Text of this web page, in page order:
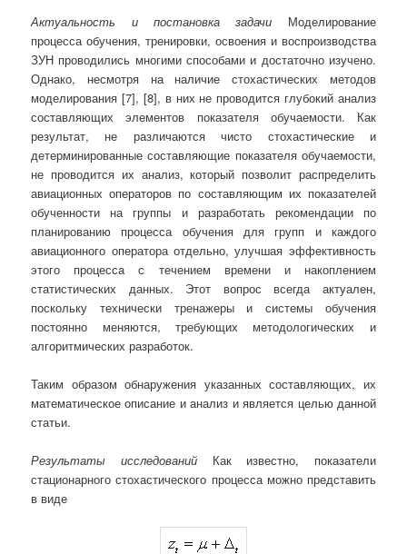
Актуальность и постановка задачи Моделирование
процесса обучения, тренировки, освоения и воспроизводства
ЗУН проводились многими способами и достаточно изучено.
Однако, несмотря на наличие стохастических методов
моделирования [7], [8], в них не проводится глубокий анализ
составляющих элементов показателя обучаемости. Как
результат, не различаются чисто стохастические и
детерминированные составляющие показателя обучаемости,
не проводится их анализ, который позволит распределить
авиационных операторов по составляющим их показателей
обученности на группы и разработать рекомендации по
планированию процесса обучения для групп и каждого
авиационного оператора отдельно, улучшая эффективность
этого процесса с течением времени и накоплением
статистических данных. Этот вопрос всегда актуален,
поскольку технически тренажеры и системы обучения
постоянно меняются, требующих методологических и
алгоритмических разработок.
Таким образом обнаружения указанных составляющих, их
математическое описание и анализ и является целью данной
статьи.
Результаты исследованийКак известно, показатели
стационарного стохастического процесса можно представить
в виде